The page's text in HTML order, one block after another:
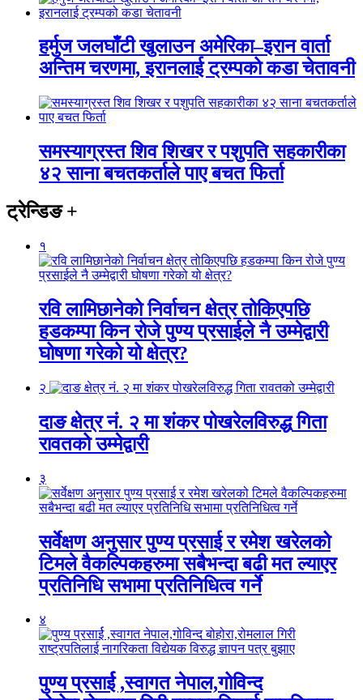
हर्मुज जलघाँटी खुलाउन अमेरिका–इरान वार्ता
अन्तिम चरणमा, इरानलाई ट्रम्पको कडा चेतावनी
समस्याग्रस्त शिव शिखर र पशुपति सहकारीका
४२ साना बचतकर्ताले पाए बचत फिर्ता
ट्रेन्डिङ+
१
रवि लामिछानेको निर्वाचन क्षेत्र तोकिएपछि
हडकम्पा किन रोजे पुण्य प्रसाईले नै उम्मेद्वारी
घोषणा गरेको यो क्षेत्र?
२
दाङ क्षेत्र नं. २ मा शंकर पोखरेलविरुद्ध गिता
रावतको उम्मेद्वारी
३
सर्वेक्षण अनुसार पुण्य प्रसाई र रमेश खरेलको
टिमले वैकल्पिकहरुमा सबैभन्दा बढी मत ल्याएर
प्रतिनिधि सभामा प्रतिनिधित्व गर्ने
४
पुण्य प्रसार्ई ,स्वागत नेपाल,गोविन्द